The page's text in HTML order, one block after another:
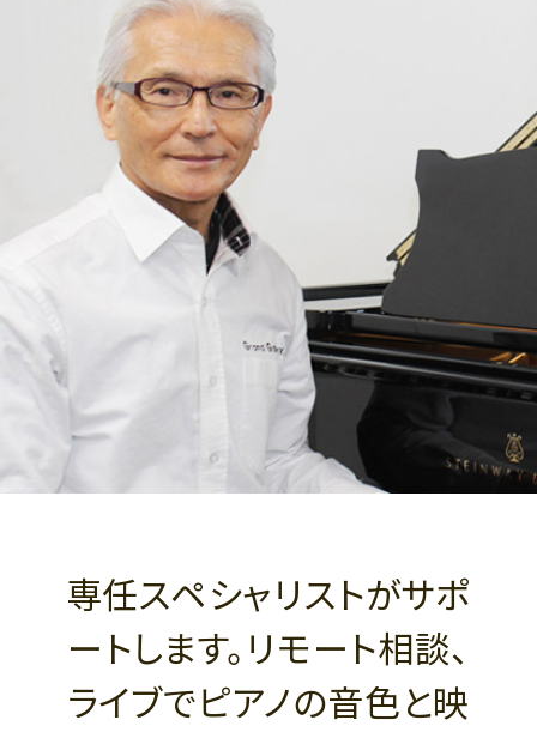
専任スペシャリストがサポ
ートします。リモート相談、
ライブでピアノの音色と映